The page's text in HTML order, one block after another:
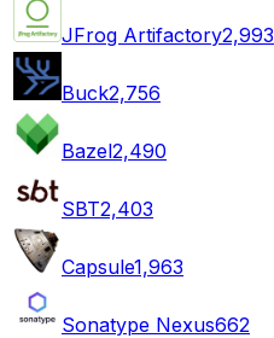
JFrog Artifactory2,993
Buck2,756
Bazel2,490
SBT2,403
Capsule1,963
Sonatype Nexus662